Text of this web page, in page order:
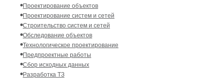
Проектирование объектов
Проектирование систем и сетей
Строительство систем и сетей
Обследование объектов
Технологическое проектирование
Предпроектные работы
Сбор исходных данных
Разработка ТЗ